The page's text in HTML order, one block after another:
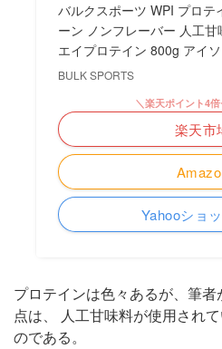
バルクスポーツ WPI プロテ
ーン ノンフレーバー 人工
エイプロテイン 800g アイ
BULK SPORTS
＼楽天ポイント4
楽天市
Yahooショ
プロテインは色々あるが、筆
点は、 人工甘味料が使用され
のである。